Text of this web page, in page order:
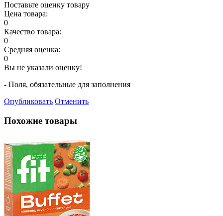
Поставьте оценку товару
Цена товара:
0
Качество товара:
0
Средняя оценка:
0
Вы не указали оценку!
- Поля, обязательные для заполнения
Опубликовать Отменить
Похожие товары